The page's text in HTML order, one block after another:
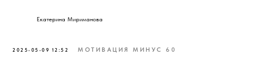
Екатерина Мириманова
2025-05-09 12:52 МОТИВАЦИЯ МИНУС 60